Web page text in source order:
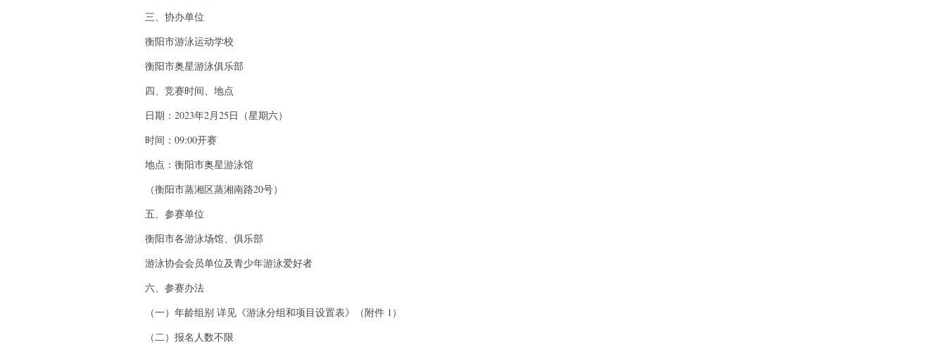
三、协办单位
衡阳市游泳运动学校
衡阳市奥星游泳俱乐部
四、竞赛时间、地点
日期：2023年2月25日（星期六）
时间：09:00开赛
地点：衡阳市奥星游泳馆
（衡阳市蒸湘区蒸湘南路20号）
五、参赛单位
衡阳市各游泳场馆、俱乐部
游泳协会会员单位及青少年游泳爱好者
六、参赛办法
（一）年龄组别 详见《游泳分组和项目设置表》（附件 1）
（二）报名人数不限